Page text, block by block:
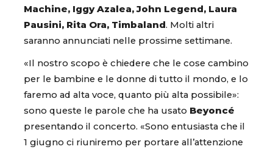
Machine, Iggy Azalea, John Legend, Laura
Pausini, Rita Ora, Timbaland. Molti altri
saranno annunciati nelle prossime settimane.
«Il nostro scopo è chiedere che le cose cambino
per le bambine e le donne di tutto il mondo, e lo
faremo ad alta voce, quanto più alta possibile»:
sono queste le parole che ha usato Beyoncé
presentando il concerto. «Sono entusiasta che il
1 giugno ci riuniremo per portare all’attenzione